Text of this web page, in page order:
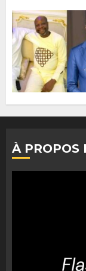
À PROPOS